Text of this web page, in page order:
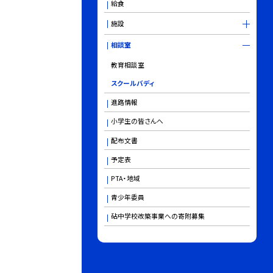
給食
施設
相談室
教育相談室
スクールバディ
進路情報
小学生の皆さんへ
配布文書
予定表
PTA・地域
青少年委員
砧中学校改築事業への寄附募集